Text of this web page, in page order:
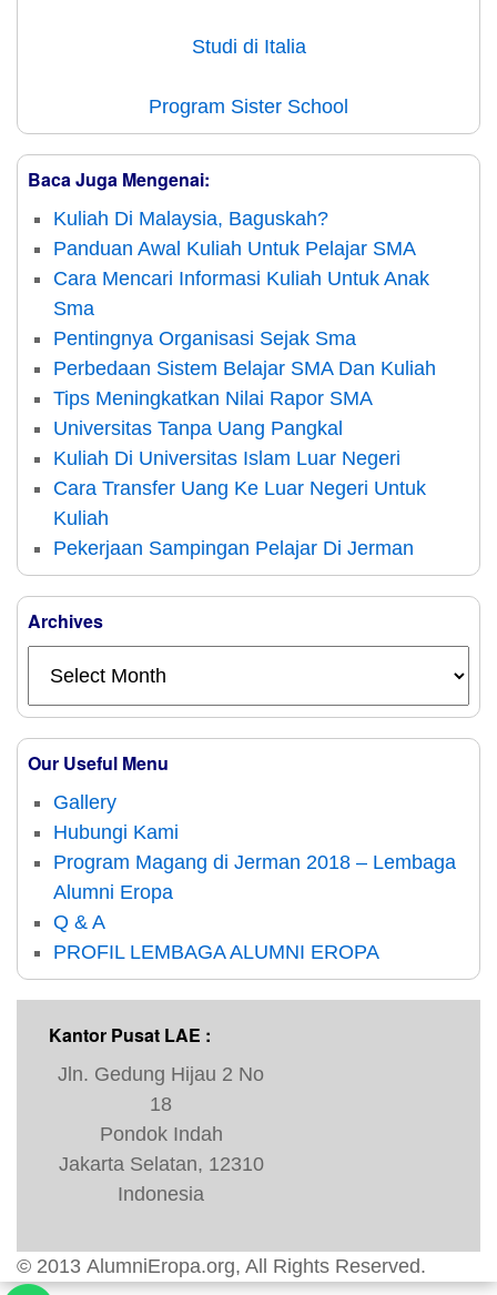
Studi di Italia
Program Sister School
Baca Juga Mengenai:
Kuliah Di Malaysia, Baguskah?
Panduan Awal Kuliah Untuk Pelajar SMA
Cara Mencari Informasi Kuliah Untuk Anak
Sma
Pentingnya Organisasi Sejak Sma
Perbedaan Sistem Belajar SMA Dan Kuliah
Tips Meningkatkan Nilai Rapor SMA
Universitas Tanpa Uang Pangkal
Kuliah Di Universitas Islam Luar Negeri
Cara Transfer Uang Ke Luar Negeri Untuk
Kuliah
Pekerjaan Sampingan Pelajar Di Jerman
Archives
Our Useful Menu
Gallery
Hubungi Kami
Program Magang di Jerman 2018 – Lembaga
Alumni Eropa
Q & A
PROFIL LEMBAGA ALUMNI EROPA
Kantor Pusat LAE :
Jln. Gedung Hijau 2 No
18
Pondok Indah
Jakarta Selatan, 12310
Indonesia
© 2013 AlumniEropa.org, All Rights Reserved.